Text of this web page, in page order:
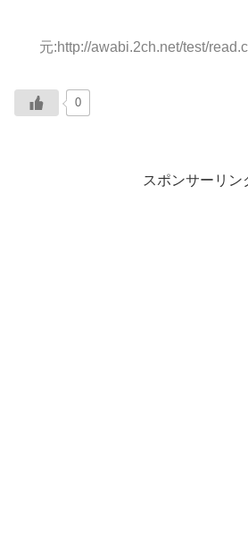
元:http://awabi.2ch.net/test/
0
スポンサーリン